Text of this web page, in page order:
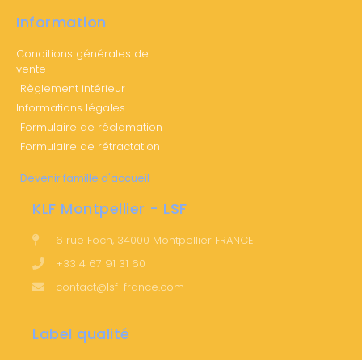
Information
Conditions générales de
vente
Règlement intérieur
Informations légales
Formulaire de réclamation
Formulaire de rétractation
Devenir famille d'accueil
KLF Montpellier - LSF
6 rue Foch, 34000 Montpellier FRANCE
+33 4 67 91 31 60
contact@lsf-france.com
Label qualité